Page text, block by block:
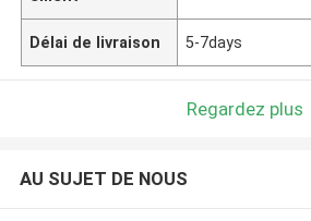
Délai de livraison 5-7days
Regardez plus
AU SUJET DE NOUS